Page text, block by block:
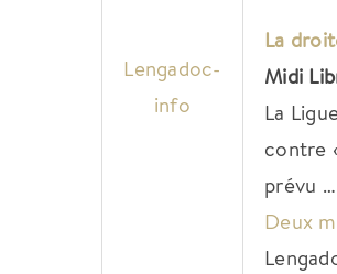
Lengadoc-
info
La
Midi
La
contre
prévu …
Deux